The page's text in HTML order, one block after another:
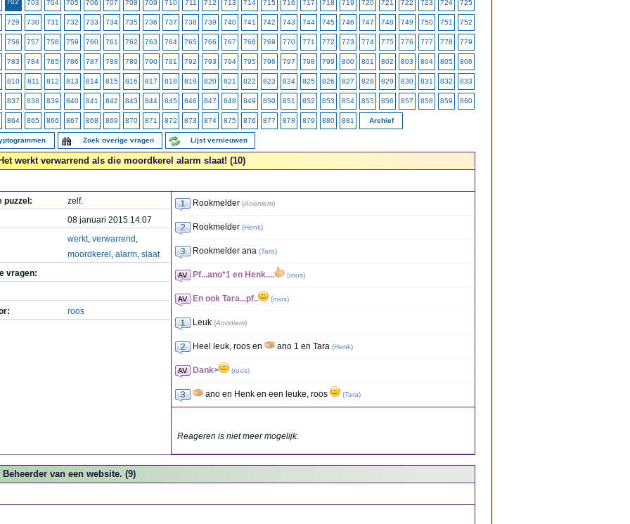
702 703 704 705 706 707 708 709 710 711 712 713 714 715 716 717 718 719 720 721 722 723 724 725
729 730 731 732 733 734 735 736 737 738 739 740 741 742 743 744 745 746 747 748 749 750 751 752
756 757 758 759 760 761 762 763 764 765 766 767 768 769 770 771 772 773 774 775 776 777 778 779
783 784 785 786 787 788 789 790 791 792 793 794 795 796 797 798 799 800 801 802 803 804 805 806
810 811 812 813 814 815 816 817 818 819 820 821 822 823 824 825 826 827 828 829 830 831 832 833
837 838 839 840 841 842 843 844 845 846 847 848 849 850 851 852 853 854 855 856 857 858 859 860
864 865 866 867 868 869 870 871 872 873 874 875 876 877 878 879 880 881 Archief
Zoek overige vragen Lijst vernieuwen
werkt verwarrend als die moordkerel alarm slaat! (10)
puzzel:
zelf.
08 januari 2015 14:07
werkt, verwarrend ,
moordkerel , alarm, slaat
vragen:
roos
Rookmelder (Anoniem)
Rookmelder (Henk)
Rookmelder ana (Tara)
Pf...ano*1 en Henk.... (roos)
En ook Tara...pf.. (roos)
Leuk (Anoniem)
Heel leuk, roos en ano 1 en Tara (Henk)
Dank> (roos)
ano en Henk en een leuke, roos (Tara)
Reageren is niet meer mogelijk.
Beheerder van een website. (9)